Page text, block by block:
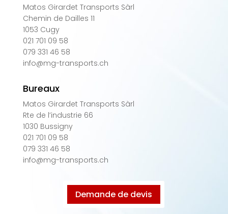
Matos Girardet Transports Sàrl
Chemin de Dailles 11
1053 Cugy
021 701 09 58
079 331 46 58
info@mg-transports.ch
Bureaux
Matos Girardet Transports Sàrl
Rte de l’industrie 66
1030 Bussigny
021 701 09 58
079 331 46 58
info@mg-transports.ch
Demande de devis